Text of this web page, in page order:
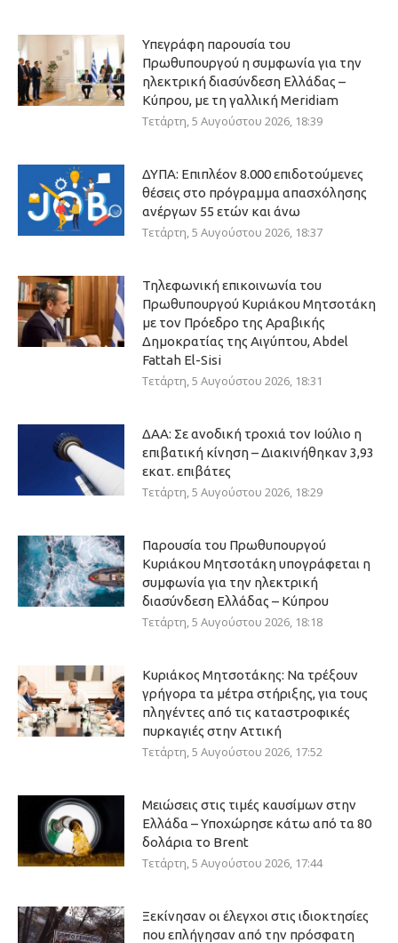
Υπεγράφη παρουσία του
Πρωθυπουργού η συμφωνία για την
ηλεκτρική διασύνδεση Ελλάδας –
Κύπρου, με τη γαλλική Meridiam
Τετάρτη, 5 Αυγούστου 2026, 18:39
ΔΥΠΑ: Επιπλέον 8.000 επιδοτούμενες
θέσεις στο πρόγραμμα απασχόλησης
ανέργων 55 ετών και άνω
Τετάρτη, 5 Αυγούστου 2026, 18:37
Τηλεφωνική επικοινωνία του
Πρωθυπουργού Κυριάκου Μητσοτάκη
με τον Πρόεδρο της Αραβικής
Δημοκρατίας της Αιγύπτου, Abdel
Fattah El-Sisi
Τετάρτη, 5 Αυγούστου 2026, 18:31
ΔΑΑ: Σε ανοδική τροχιά τον Ιούλιο η
επιβατική κίνηση – Διακινήθηκαν 3,93
εκατ. επιβάτες
Τετάρτη, 5 Αυγούστου 2026, 18:29
Παρουσία του Πρωθυπουργού
Κυριάκου Μητσοτάκη υπογράφεται η
συμφωνία για την ηλεκτρική
διασύνδεση Ελλάδας – Κύπρου
Τετάρτη, 5 Αυγούστου 2026, 18:18
Κυριάκος Μητσοτάκης: Να τρέξουν
γρήγορα τα μέτρα στήριξης, για τους
πληγέντες από τις καταστροφικές
πυρκαγιές στην Αττική
Τετάρτη, 5 Αυγούστου 2026, 17:52
Μειώσεις στις τιμές καυσίμων στην
Ελλάδα – Υποχώρησε κάτω από τα 80
δολάρια το Brent
Τετάρτη, 5 Αυγούστου 2026, 17:44
Ξεκίνησαν οι έλεγχοι στις ιδιοκτησίες
που επλήγησαν από την πρόσφατη